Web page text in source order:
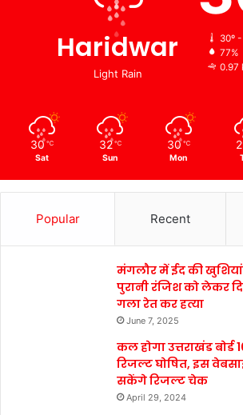
Haridwar
Light Rain
30º
77%
0.97
30 ℃
Sat
32 ℃
Sun
30 ℃
Mon
Popular Recent
मंगलौर में ईद की
पुरानी रंजिश को लेकर
गला रेत कर हत्या
June 7, 2025
कल होगा उत्तराखंड बोर्ड
रिजल्ट घोषित, इस
सकेंगे रिजल्ट चेक
April 29, 2024